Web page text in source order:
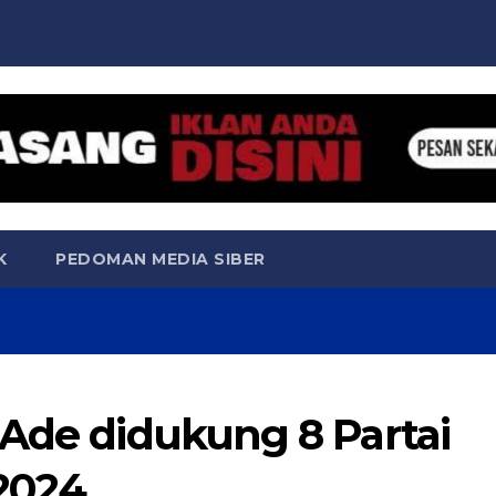
PEDOMAN MEDIA SIBER
didukung 8 Partai